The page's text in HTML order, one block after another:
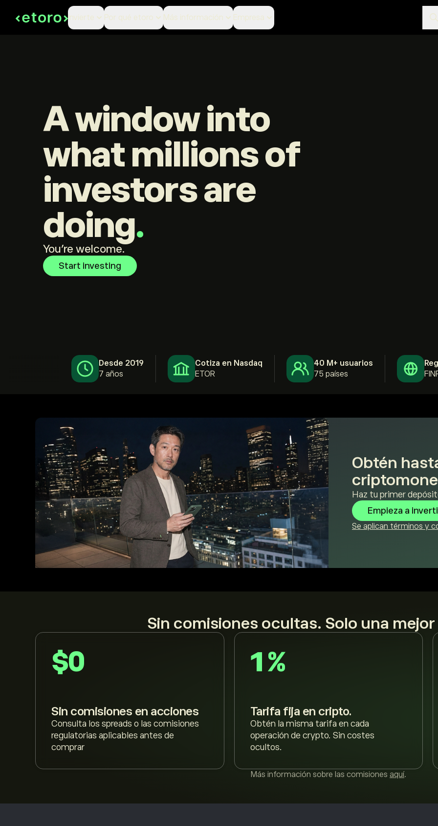
Invierte Por qué etoro Más información Empresa
A window into
what millions of
investors are
doing.
You're welcome.
Start investing
Desde 2019
7 años
Cotiza en Nasdaq
ETOR
40 M+ usuarios
75 países
Obtén
Haz tu primer
Empieza a
Se aplican términos y
Sin comisiones ocultas. Solo una
$0
Sin comisiones en acciones
Consulta los spreads o las comisiones
regulatorias aplicables antes de
comprar
1 %
Tarifa fija en cripto.
Obtén la misma tarifa en cada
operación de crypto. Sin costes
ocultos.
Más información sobre las comisiones aquí.